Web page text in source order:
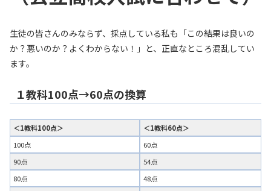
生徒の皆さんのみならず、採点している私も「この結果は良いの
か？悪いのか？よくわからない！」と、正直なところ混乱してい
ます。
１教科100点→60点の換算
＜1教科100点＞
＜1教科60点＞
100点
60点
90点
54点
80点
48点